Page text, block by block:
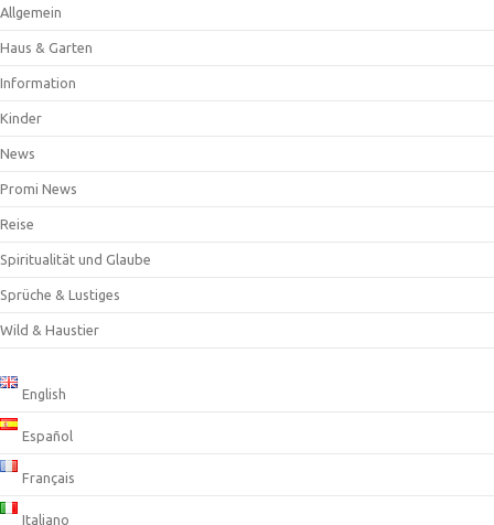
Allgemein
Haus & Garten
Information
Kinder
News
Promi News
Reise
Spiritualität und Glaube
Sprüche & Lustiges
Wild & Haustier
English
Español
Français
Italiano